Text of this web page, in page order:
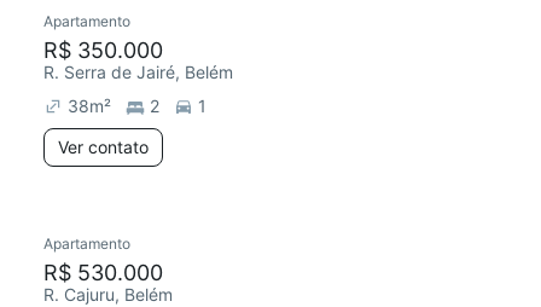
Redecorar
Apartamento
R$ 350.000
R. Serra de Jairé, Belém
38m² 2
1
Ver contato
Apartamento
R$ 530.000
R. Cajuru, Belém